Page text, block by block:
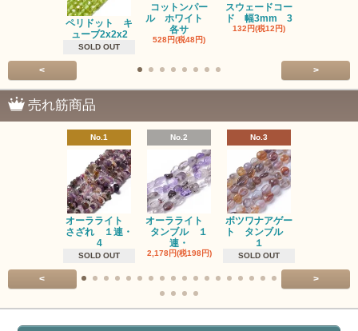
ペリドット キ
ューブ2x2x2
SOLD OUT
コットンパー
ル ホワイト
各サ
528円(税48円)
スウェードコー
ド 幅3mm 3
132円(税12円)
< >
売れ筋商品
No.1
オーラライト
さざれ １連・
4
SOLD OUT
No.2
オーラライト
タンブル １
連・
2,178円(税198円)
No.3
ボツワナアゲー
ト タンブル
１
SOLD OUT
< >